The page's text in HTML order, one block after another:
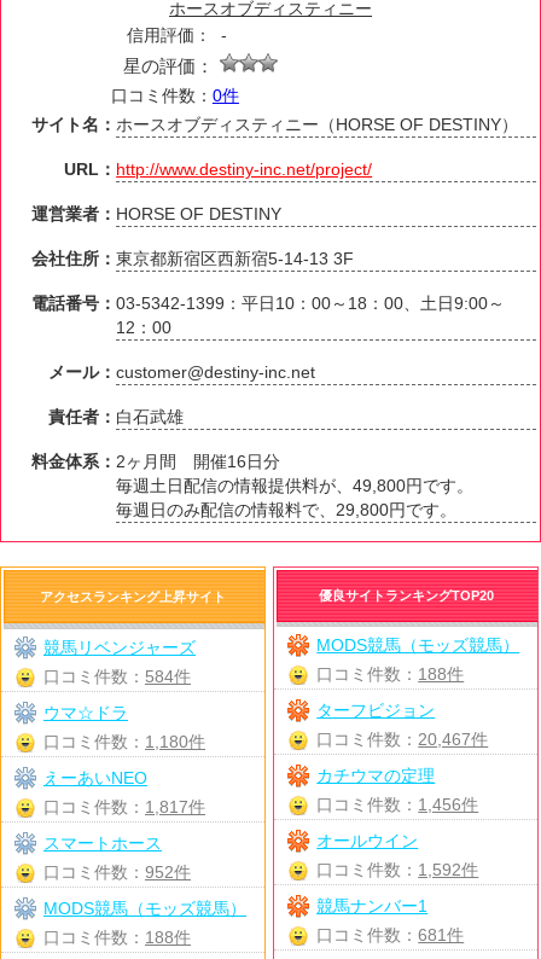
ホースオブディスティニー
信用評価：
-
星の評価：
口コミ件数： 0件
サイト名： ホースオブディスティニー（HORSE OF DESTINY）
URL： http://www.destiny-inc.net/project/
運営業者： HORSE OF DESTINY
会社住所：東京都新宿区西新宿5-14-13 3F
電話番号：03-5342-1399：平日10：00～18：00、土日9:00～
12：00
メール：customer@destiny-inc.net
責任者： 白石武雄
料金体系： 2ヶ月間 開催16日分
毎週土日配信の情報提供料が、49,800円です。
毎週日のみ配信の情報料で、29,800円です。
優良サイトランキングTOP20
MODS競馬（モッズ競馬）
口コミ件数： 188件
ターフビジョン
口コミ件数： 20,467件
カチウマの定理
口コミ件数： 1,456件
オールウイン
口コミ件数： 1,592件
競馬ナンバー1
口コミ件数：681件
アクセスランキング上昇サイト
競馬リベンジャーズ
口コミ件数： 584件
ウマ☆ドラ
口コミ件数： 1,180件
えーあいNEO
口コミ件数： 1,817件
スマートホース
口コミ件数： 952件
MODS競馬（モッズ競馬）
口コミ件数： 188件